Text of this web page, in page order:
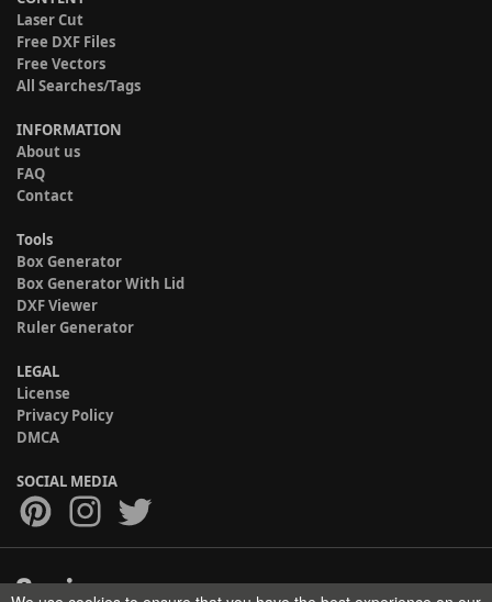
Laser Cut
Free DXF Files
Free Vectors
All Searches/Tags
INFORMATION
About us
FAQ
Contact
Tools
Box Generator
Box Generator With Lid
DXF Viewer
Ruler Generator
LEGAL
License
Privacy Policy
DMCA
SOCIAL MEDIA